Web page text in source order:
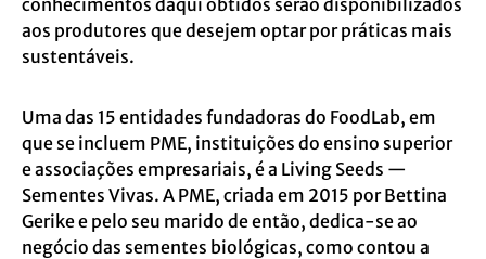
aos produtores que desejem optar por práticas mais
sustentáveis.
Uma das 15 entidades fundadoras do FoodLab, em
que se incluem PME, instituições do ensino superior
e associações empresariais, é a Living Seeds —
Sementes Vivas. A PME, criada em 2015 por Bettina
Gerike e pelo seu marido de então, dedica-se ao
negócio das sementes biológicas, como contou a